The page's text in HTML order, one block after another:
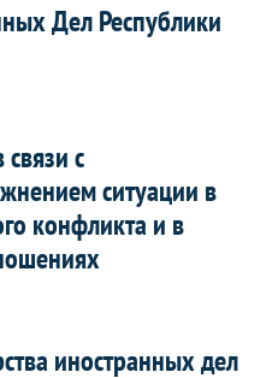
Дел Республики
с
ситуации в
конфликта и в
иностранных дел